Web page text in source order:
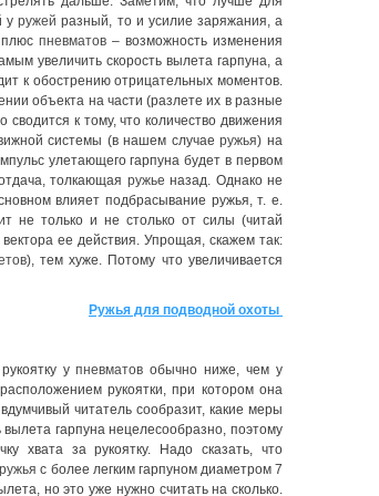
уружей разный, то и усилие заряжания, а
пневматов – возможность изменения
увеличить скорость вылета гарпуна, а
к обострению отрицательных моментов.
объекта на части (разлете их в разные
к тому, что количество движения
системы (в нашем случаеружья) на
улетающего гарпуна будет в первом
толкающая ружье назад. Однако не
влияет подбрасывание ружья, т. е.
не только и не столько от силы (читай
ее действия. Упрощая, скажем так:
), тем хуже. Потому что увеличивается
Ружья для подводной охоты
упневматов обычно ниже, чем у
рукоятки, при котором она
читатель сообразит, какие меры
гарпуна нецелесообразно, поэтому
хвата за рукоятку. Надо сказать, что
ружьяс более легким гарпуном диаметром 7
но это уже нужно считать на сколько.